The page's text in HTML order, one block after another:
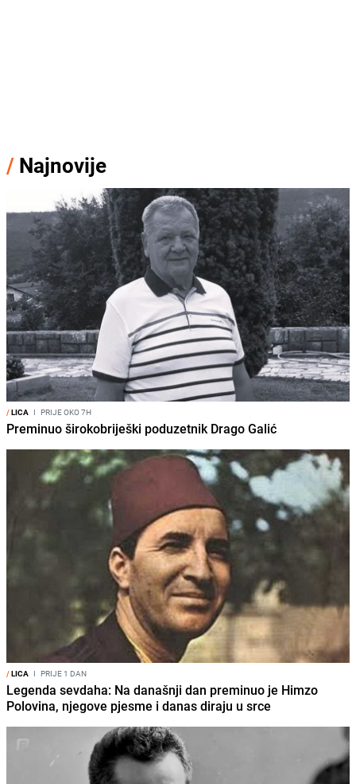
/ Najnovije
/LICA I PRIJE OKO 7H
Preminuo širokobriješki poduzetnik Drago Galić
/LICA I PRIJE 1 DAN
Legenda sevdaha: Na današnji dan preminuo je Himzo
Polovina, njegove pjesme i danas diraju u srce